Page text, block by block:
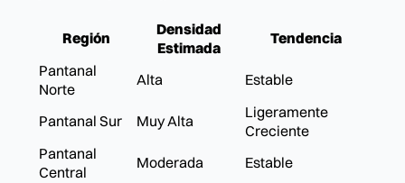
Región
Densidad
Estimada
Tendencia
Pantanal
Norte
Alta Estable
Pantanal Sur Muy Alta
Ligeramente
Creciente
Pantanal
Central
Moderada
Estable